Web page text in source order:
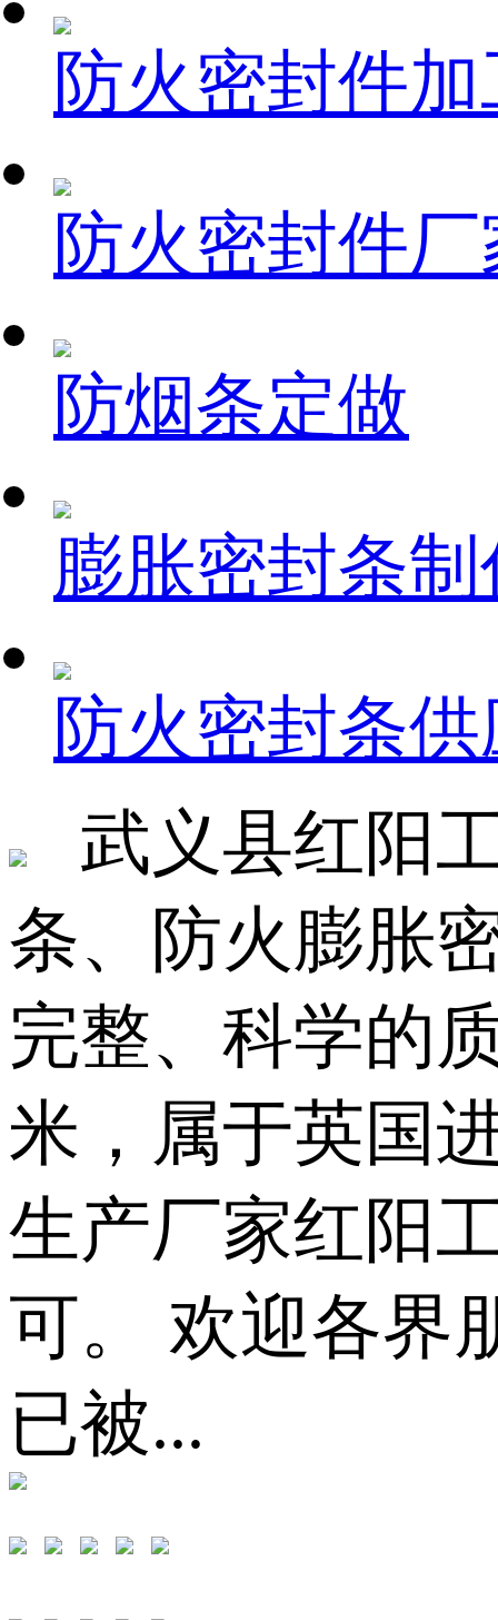
防火密封件加
防火密封件
防烟条定做
膨胀密封条
防火密封条供
武义县红阳
条、防火膨胀
完整、科学的
米，属于英国
生产厂家红阳
可。 欢迎各界
已被...